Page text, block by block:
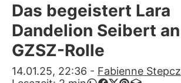
Stars
Filme & Serien
Lifestyle
Das begeistert Lara
Dandelion Seibert
GZSZ-Rolle
14.01.25, 22:36 - Fabienne